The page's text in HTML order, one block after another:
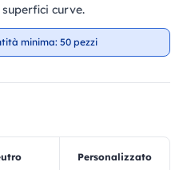
superfici curve.
minima: 50 pezzi
Personalizzato